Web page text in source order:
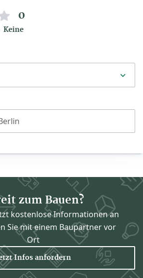
0
Keine
zum Bauen?
kostenlose Informationen an
Sie mit einem Baupartner vor
Ort
Infos anfordern